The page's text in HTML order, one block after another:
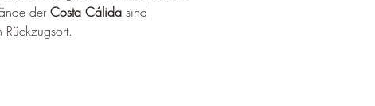
der Costa Cálida sind
.